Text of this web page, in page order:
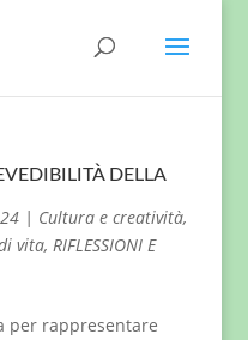
DELLA
| Cultura e creatività,
vita, RIFLESSIONI E
per rappresentare